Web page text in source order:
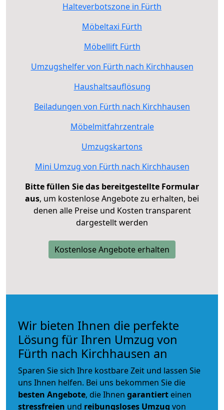
Halteverbotszone in Fürth
Möbeltaxi Fürth
Möbellift Fürth
Umzugshelfer von Fürth nach Kirchhausen
Haushaltsauflösung
Beiladungen von Fürth nach Kirchhausen
Möbelmitfahrzentrale
Umzugskartons
Mini Umzug von Fürth nach Kirchhausen
Bitte füllen Sie das bereitgestellte Formular
aus, um kostenlose Angebote zu erhalten, bei
denen alle Preise und Kosten transparent
dargestellt werden
Kostenlose Angebote erhalten
Wir bieten Ihnen die perfekte
Lösung für Ihren Umzug von
Fürth nach Kirchhausen an
Sparen Sie sich Ihre kostbare Zeit und lassen Sie
uns Ihnen helfen. Bei uns bekommen Sie die
besten Angebote, die Ihnen garantiert einen
stressfreien und reibungsloses Umzug von